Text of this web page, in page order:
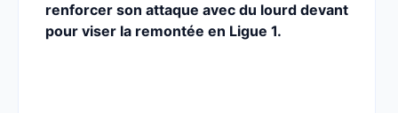
renforcer son attaque avec du lourd devant
pour viser la remontée en Ligue 1.